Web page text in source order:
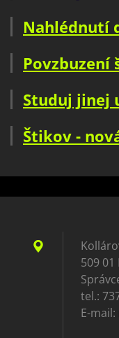
Nahlédnutí
Povzbuzení
Studuj jinej
Štikov -
509 01
tel.:
E-